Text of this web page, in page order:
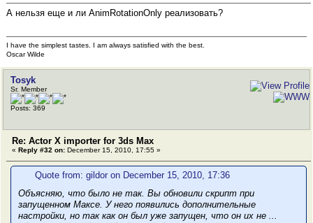
А нельзя еще и ли AnimRotationOnly реализовать?
I have the simplest tastes. I am always satisfied with the best.
Oscar Wilde
Tosyk
Sr. Member
Posts: 369
Re: Actor X importer for 3ds Max
« Reply #32 on: December 15, 2010, 17:55 »
Quote from: gildor on December 15, 2010, 17:36
Объясняю, что было не так. Вы обновили скрипт при
запущенном Максе. У него появились дополнительные
настройки, но так как он был уже запущен, что он их не ...